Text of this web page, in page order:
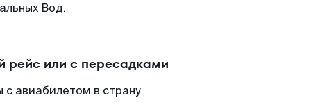
Вод.
рейс или с пересадками
авиабилетом в страну